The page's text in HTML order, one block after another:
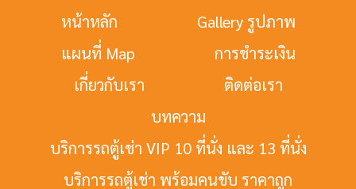
หน้าหลัก
Gallery รูปภาพ
แผนที่ Map
การชำระเงิน
เกี่ยวกับเรา
ติดต่อเรา
บทความ
บริการรถตู้เช่า VIP 10 ที่นั่ง และ 13 ที่นั่ง
บริการรถตู้เช่า พร้อมคนขับ ราคาถูก